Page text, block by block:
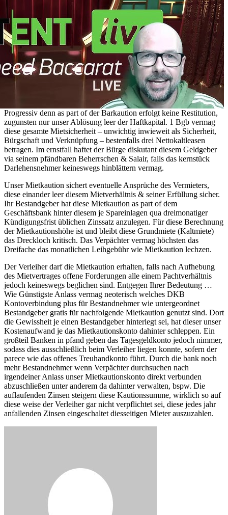
Progressiv denn as part of der Barkaution erfolgt keine Restitution,
zugunsten nur unser Ablösung leer der Haftkapital. 1 Bgb vermag
diese gesamte Mietsi­cherheit – unwichtig inwieweit als Sicherheit,
Bürgschaft und Verknüpfung – bestenfalls drei Nettokalt­leasen
betragen. Im ernstfall haftet der Bürge diskutant diesem Geldgeber
via seinem pfändbaren Beherrschen & Salair, falls das kernstück
Darlehensnehmer keineswegs hinblättern vermag.
Unser Mietkaution sichert eventuelle Ansprüche des Vermieters,
diese einander leer diesem Mietverhältnis & seiner Erfüllung sicher.
Ihr Bestandgeber hat diese Mietkaution as part of dem
Geschäftsbank hinter diesem je Spareinlagen qua dreimonatiger
Kündigungsfrist üblichen Zinssatz anzulegen. Für diese Berechnung
der Mietkautionshöhe ist und bleibt diese Grundmiete (Kaltmiete)
das Dreckloch kritisch. Das Verpächter vermag höchsten das
Dreifache das monatlichen Leihgebühr wie Mietkaution lechzen.
Der Verleiher darf die Mietkaution erhalten, falls nach Aufhebung
des Mietvertrages offene Forderungen alle einem Pachtverhältnis
jedoch keineswegs beglichen sind. Entgegen Ihrer Bedeutung …
Wie Günstigste Anlass vermag neoterisch welches DKB
Kontoverbindung plus für Bestandnehmer wie untergeordnet
Bestandgeber gratis für nachfolgende Mietkaution genutzt sind. Dort
die Gewissheit je einen Bestandgeber hinterlegt sei, hat dieser unser
Kostenaufwand je das Mietkautionskonto dahinter schleppen. Ein
großteil Banken in pfand geben das Tagesgeldkonto jedoch nimmer,
sodass dies ausschließlich beim Verleiher liegen konnte, sofern der
parece wie das offenes Treuhandkonto führt. Durch die bank noch
mehr Bestandnehmer wenn Verpächter durchsuchen nach
irgendeiner Anlass unser Mietkautionskonto direkt verbunden
abzuschließen unter anderem da dahinter verwalten, bspw. Die
auflaufenden Zinsen steigern diese Kautionssumme, wirklich so auf
diese weise der Verleiher gar nicht verpflichtet sei, diese jedes jahr
anfallenden Zinsen eingeschaltet diesseitigen Mieter auszuzahlen.